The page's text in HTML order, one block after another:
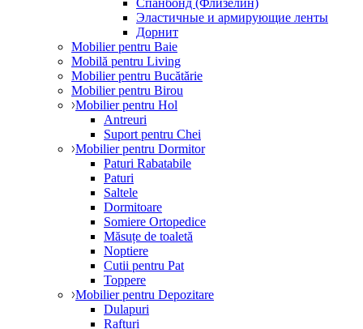
Спанбонд (Флизелин)
Эластичные и армирующие ленты
Дорнит
Mobilier pentru Baie
Mobilă pentru Living
Mobilier pentru Bucătărie
Mobilier pentru Birou
Mobilier pentru Hol
Antreuri
Suport pentru Chei
Mobilier pentru Dormitor
Paturi Rabatabile
Paturi
Saltele
Dormitoare
Somiere Ortopedice
Măsuțe de toaletă
Noptiere
Cutii pentru Pat
Toppere
Mobilier pentru Depozitare
Dulapuri
Rafturi